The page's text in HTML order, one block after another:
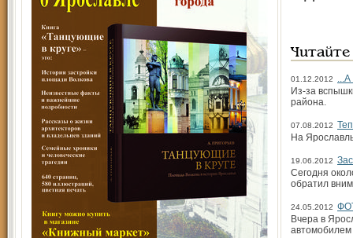
01.12.2012
...А
Из-за
района.
07.08.2012
На
19.06.2012
Сегодня
обратил
24.05.2012
Вчера в